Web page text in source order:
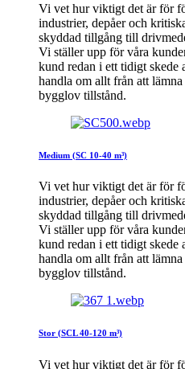
Vi vet hur viktigt det är för
industrier, depåer och
skyddad tillgång till
Vi ställer upp för våra
kund redan i ett tidigt skede
handla om allt från att
bygglov tillstånd.
Medium (SC 10-40 m³)
Vi vet hur viktigt det är för
industrier, depåer och
skyddad tillgång till
Vi ställer upp för våra
kund redan i ett tidigt skede
handla om allt från att
bygglov tillstånd.
Stor (SCL 40-120 m³)
Vi vet hur viktigt det är för